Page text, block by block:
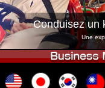
Tokyo Shibuya
Tokyo Asakusa
Okinawa
Conduisez un
Une